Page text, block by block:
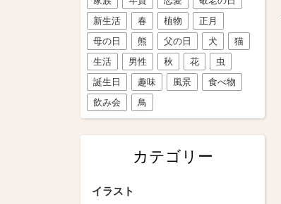
新生活
春 植物
正月
母の日
熊 父の日 犬
猫
生活
男性 秋 花
虫
誕生日
趣味 風景
食べ物
飲み会
鳥
カテゴリー
イラスト